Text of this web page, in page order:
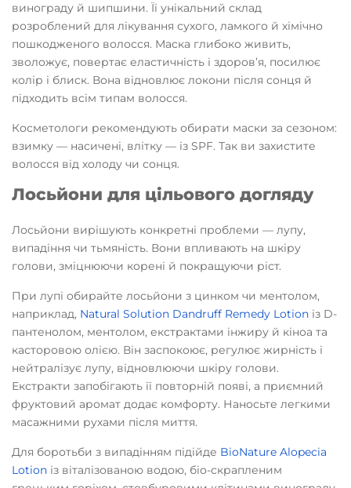
винограду й шипшини. Її унікальний склад
розроблений для лікування сухого, ламкого й хімічно
пошкодженого волосся. Маска глибоко живить,
зволожує, повертає еластичність і здоров’я, посилює
колір і блиск. Вона відновлює локони після сонця й
підходить всім типам волосся.
Косметологи рекомендують обирати маски за сезоном:
взимку — насичені, влітку — із SPF. Так ви захистите
волосся від холоду чи сонця.
Лосьйони для цільового догляду
Лосьйони вирішують конкретні проблеми — лупу,
випадіння чи тьмяність. Вони впливають на шкіру
голови, зміцнюючи корені й покращуючи ріст.
При лупі обирайте лосьйони з цинком чи ментолом,
наприклад, Natural Solution Dandruff Remedy Lotion із D-
пантенолом, ментолом, екстрактами інжиру й кіноа та
касторовою олією. Він заспокоює, регулює жирність і
нейтралізує лупу, відновлюючи шкіру голови.
Екстракти запобігають її повторній появі, а приємний
фруктовий аромат додає комфорту. Наносьте легкими
масажними рухами після миття.
Для боротьби з випадінням підійде BioNature Alopecia
Lotion із віталізованою водою, біо-скрапленим